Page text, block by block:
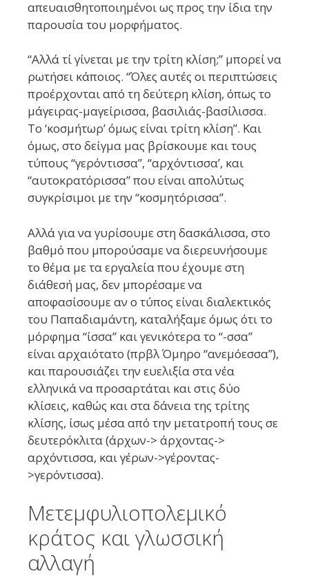
απευαισθητοποιημένοι ως προς την ίδια την
παρουσία του μορφήματος.
“Αλλά τί γίνεται με την τρίτη κλίση;” μπορεί να
ρωτήσει κάποιος. “Όλες αυτές οι περιπτώσεις
προέρχονται από τη δεύτερη κλίση, όπως το
μάγειρας-μαγείρισσα, βασιλιάς-βασίλισσα.
Το ‘κοσμήτωρ’ όμως είναι τρίτη κλίση”. Και
όμως, στο δείγμα μας βρίσκουμε και τους
τύπους “γερόντισσα”, “αρχόντισσα’, και
“αυτοκρατόρισσα” που είναι απολύτως
συγκρίσιμοι με την “κοσμητόρισσα”.
Αλλά για να γυρίσουμε στη δασκάλισσα, στο
βαθμό που μπορούσαμε να διερευνήσουμε
το θέμα με τα εργαλεία που έχουμε στη
διάθεσή μας, δεν μπορέσαμε να
αποφασίσουμε αν ο τύπος είναι διαλεκτικός
του Παπαδιαμάντη, καταλήξαμε όμως ότι το
μόρφημα “ίσσα” και γενικότερα το “-σσα”
είναι αρχαιότατο (πρβλ Όμηρο “ανεμόεσσα”),
και παρουσιάζει την ευελιξία στα νέα
ελληνικά να προσαρτάται και στις δύο
κλίσεις, καθώς και στα δάνεια της τρίτης
κλίσης, ίσως μέσα από την μετατροπή τους σε
δευτερόκλιτα (άρχων-> άρχοντας->
αρχόντισσα, και γέρων->γέροντας-
>γερόντισσα).
Μετεμφυλιοπολεμικό
κράτος και γλωσσική
αλλαγή